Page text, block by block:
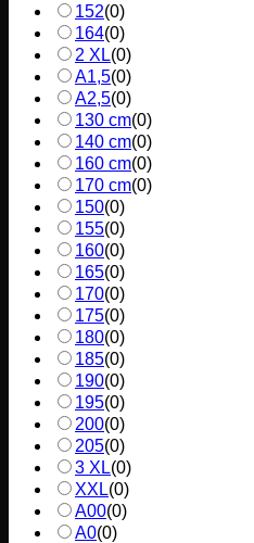
152(0)
164(0)
2 XL(0)
A1,5(0)
A2,5(0)
130 cm(0)
140 cm(0)
160 cm(0)
170 cm(0)
150(0)
155(0)
160(0)
165(0)
170(0)
175(0)
180(0)
185(0)
190(0)
195(0)
200(0)
205(0)
3 XL(0)
XXL(0)
A00(0)
A0(0)